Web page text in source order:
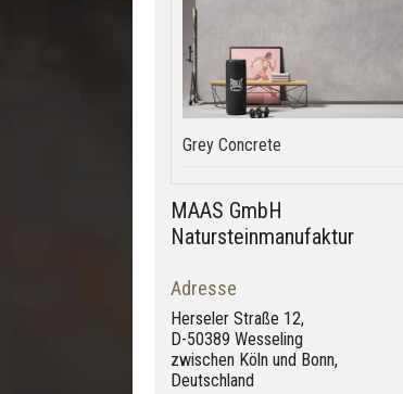
Grey Concrete
MAAS GmbH
Natursteinmanufaktur
Adresse
Herseler Straße 12,
D-50389 Wesseling
zwischen Köln und Bonn,
Deutschland